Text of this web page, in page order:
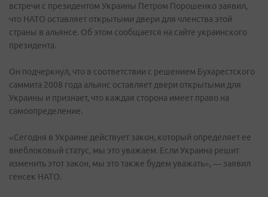
встречи с президентом Украины Петром Порошенко заявил,
что НАТО оставляет открытыми двери для членства этой
страны в альянсе. Об этом сообщается на сайте украинского
президента.
Он подчеркнул, что в соответствии с решением Бухарестского
саммита 2008 года альянс оставляет двери открытыми для
Украины и признает, что каждая сторона имеет право на
самоопределение.
«Сегодня в Украине действует закон, который определяет ее
внеблоковый статус, мы это уважаем. Если Украина решит
изменить этот закон, мы это также будем уважать», — заявил
генсек НАТО.